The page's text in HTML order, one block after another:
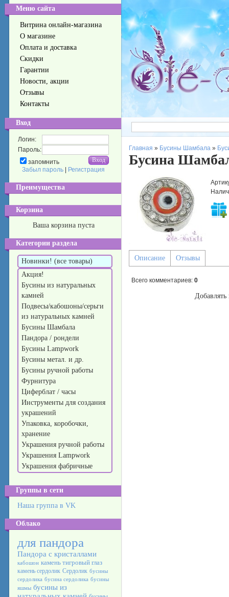
Меню сайта
Витрина онлайн-магазина
О магазине
Оплата и доставка
Скидки
Гарантии
Новости, акции
Отзывы
Контакты
Вход
Логин:
Пароль:
запомнить
Забыл пароль
Регистрация
Преимущества
Корзина
Ваша корзина пуста
Категории раздела
Новинки! (все товары)
Акция!
Бусины из натуральных
камней
Подвесы/кабошоны/серьги
из натуральных камней
Бусины Шамбала
Пандора / рондели
Бусины Lampwork
Бусины метал. и др.
Бусины ручной работы
Фурнитура
Циферблат / часы
Инструменты для создания
украшений
Упаковка, коробочки,
хранение
Украшения ручной работы
Украшения Lampwork
Украшения фабричные
Группы в сети
Наша группа в VK
Облако
для пандора
Пандора с кристаллами
кабошон камень тигровый глаз
камень сердолик Сердолик бусины
сердолика бусина сердолика бусины
яшмы бусины из
Главная » Бусины Шамбала »
Бусина
Описание Отзывы
Всего комментариев: 0
Добавлять